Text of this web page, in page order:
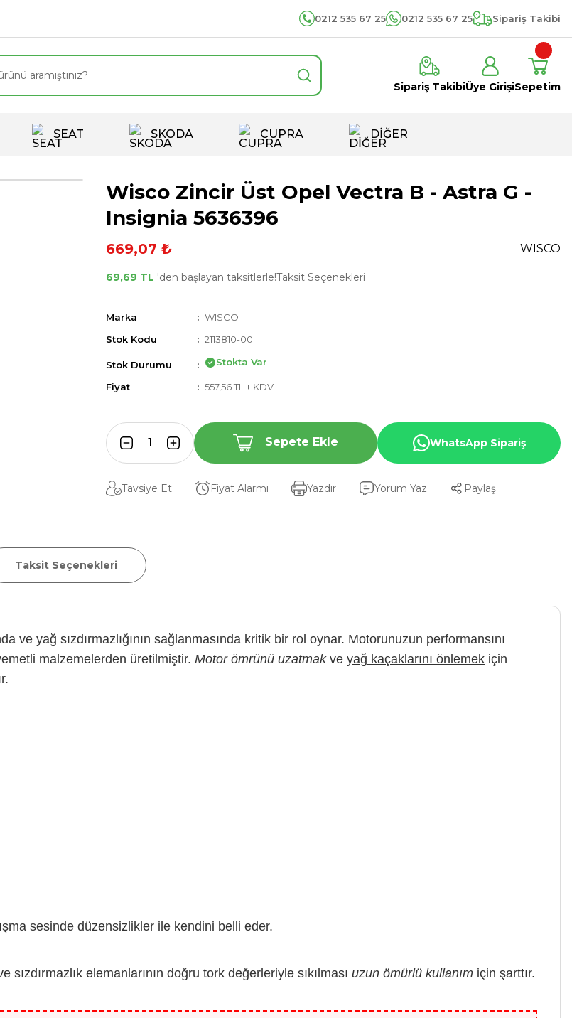
0212 535 67 25 0212 535 67 25 Sipariş Takibi
Sipariş TakibiÜye GirişiSepetim
SEAT SKODA CUPRA DİĞER
Wisco Zincir Üst Opel Vectra B - Astra G -
Insignia 5636396
669,07 ₺ WISCO
69,69 TL 'den başlayan taksitlerle!Taksit Seçenekleri
Marka
WISCO
Stok Kodu
2113810-00
Stok Durumu Stokta Var
Fiyat 557,56 TL + KDV
Sepete Ekle WhatsApp Sipariş
Tavsiye Et Fiyat Alarmı Yazdır Yorum Yaz Paylaş
Taksit Seçenekleri
ve yağ sızdırmazlığının sağlanmasında kritik bir rol oynar. Motorunuzun performansını
malzemelerden üretilmiştir. Motor ömrünü uzatmakve yağ kaçaklarını önlemek için
sesinde düzensizlikler ile kendini belli eder.
elemanlarının doğru tork değerleriyle sıkılması uzun ömürlü kullanım için şarttır.